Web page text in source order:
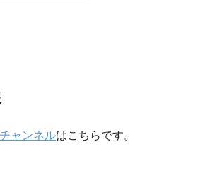
ャンネルはこちらです。